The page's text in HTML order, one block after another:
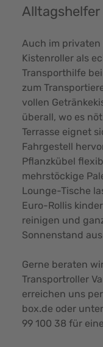
Auch im
Kistenroller als
Transporthilfe
zum
vollen
überall, wo es
Terrasse eignet
Fahrgestell
Pflanzkübel
mehrstöckige
Lounge-Tische
Euro-Rollis
reinigen und
Sonnenstand
Gerne beraten
Transportroller
erreichen uns
box.de oder
99 100 38 für